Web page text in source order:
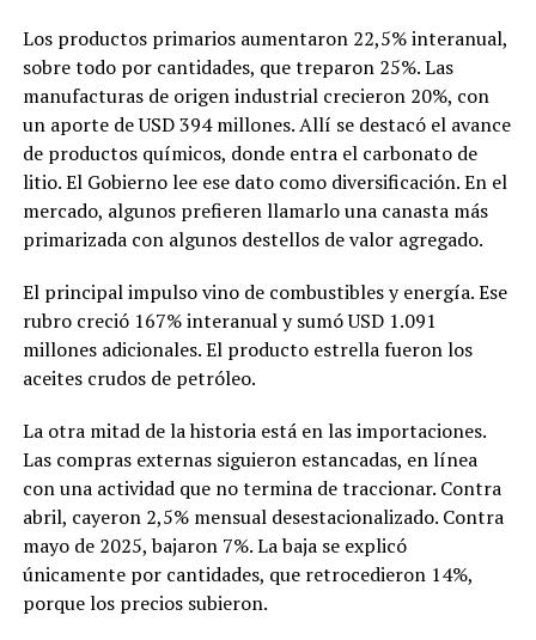
Los productos primarios aumentaron 22,5% interanual,
sobre todo por cantidades, que treparon 25%. Las
manufacturas de origen industrial crecieron 20%, con
un aporte de USD 394 millones. Allí se destacó el avance
de productos químicos, donde entra el carbonato de
litio. El Gobierno lee ese dato como diversificación. En el
mercado, algunos prefieren llamarlo una canasta más
primarizada con algunos destellos de valor agregado.
El principal impulso vino de combustibles y energía. Ese
rubro creció 167% interanual y sumó USD 1.091
millones adicionales. El producto estrella fueron los
aceites crudos de petróleo.
La otra mitad de la historia está en las importaciones.
Las compras externas siguieron estancadas, en línea
con una actividad que no termina de traccionar. Contra
abril, cayeron 2,5% mensual desestacionalizado. Contra
mayo de 2025, bajaron 7%. La baja se explicó
únicamente por cantidades, que retrocedieron 14%,
porque los precios subieron.